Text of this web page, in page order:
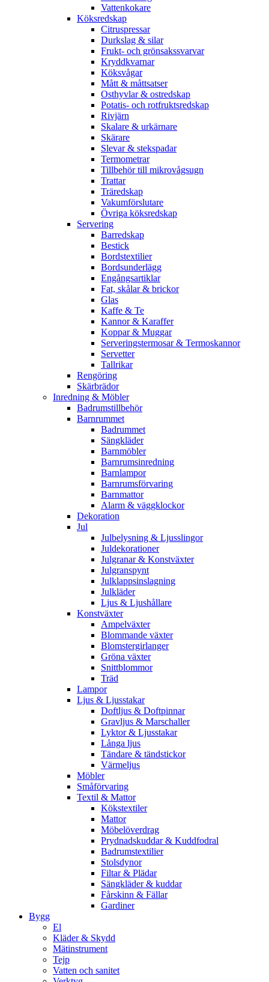
Vattenkokare
Köksredskap
Citruspressar
Durkslag & silar
Frukt- och grönsakssvarvar
Kryddkvarnar
Köksvågar
Mått & måttsatser
Osthyvlar & ostredskap
Potatis- och rotfruktsredskap
Rivjärn
Skalare & urkärnare
Skärare
Slevar & stekspadar
Termometrar
Tillbehör till mikrovågsugn
Trattar
Träredskap
Vakumförslutare
Övriga köksredskap
Servering
Barredskap
Bestick
Bordstextilier
Bordsunderlägg
Engångsartiklar
Fat, skålar & brickor
Glas
Kaffe & Te
Kannor & Karaffer
Koppar & Muggar
Serveringstermosar & Termoskannor
Servetter
Tallrikar
Rengöring
Skärbrädor
Inredning & Möbler
Badrumstillbehör
Barnrummet
Badrummet
Sängkläder
Barnmöbler
Barnrumsinredning
Barnlampor
Barnrumsförvaring
Barnmattor
Alarm & väggklockor
Dekoration
Jul
Julbelysning & Ljusslingor
Juldekorationer
Julgranar & Konstväxter
Julgranspynt
Julklappsinslagning
Julkläder
Ljus & Ljushållare
Konstväxter
Ampelväxter
Blommande växter
Blomstergirlanger
Gröna växter
Snittblommor
Träd
Lampor
Ljus & Ljusstakar
Doftljus & Doftpinnar
Gravljus & Marschaller
Lyktor & Ljusstakar
Långa ljus
Tändare & tändstickor
Värmeljus
Möbler
Småförvaring
Textil & Mattor
Kökstextiler
Mattor
Möbelöverdrag
Prydnadskuddar & Kuddfodral
Badrumstextilier
Stolsdynor
Filtar & Plädar
Sängkläder & kuddar
Fårskinn & Fällar
Gardiner
Bygg
El
Kläder & Skydd
Mätinstrument
Tejp
Vatten och sanitet